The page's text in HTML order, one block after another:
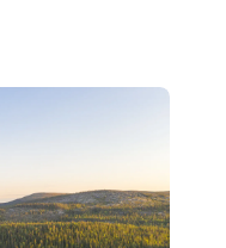
Ylläksellä